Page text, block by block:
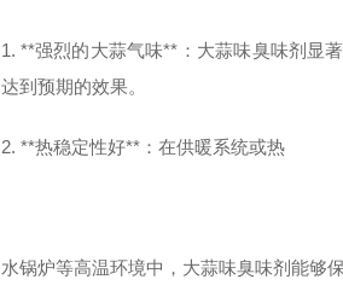
1. **强烈的大蒜气味**：大蒜味臭味剂显
达到预期的效果。
2. **热稳定性好**：在供暖系统或热
水锅炉等高温环境中，大蒜味臭味剂能够